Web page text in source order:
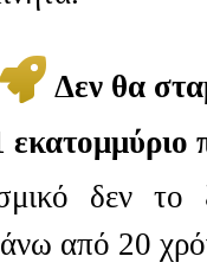
Δεν θα
δεν το
από 20